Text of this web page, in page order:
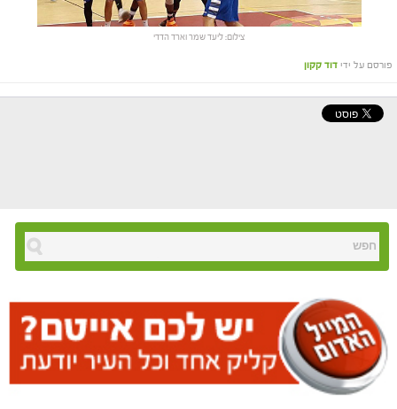
צילום: ליעד שמר וארד הדדי
פורסם על ידי דוד קקון